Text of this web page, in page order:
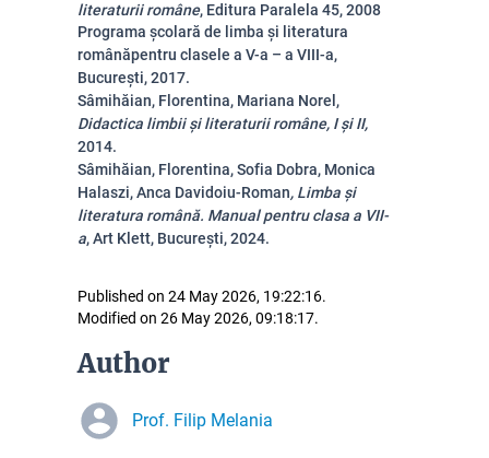
literaturii române, Editura Paralela 45, 2008
Programa şcolară de limba şi literatura
românăpentru clasele a V-a – a VIII-a,
București, 2017.
Sâmihăian, Florentina, Mariana Norel,
Didactica limbii și literaturii române, I și II,
2014.
Sâmihăian, Florentina, Sofia Dobra, Monica
Halaszi, Anca Davidoiu-Roman, Limba şi
literatura română. Manual pentru clasa a VII-
a, Art Klett, Bucureşti, 2024.
Published on 24 May 2026, 19:22:16.
Modified on 26 May 2026, 09:18:17.
Author
Prof. Filip Melania